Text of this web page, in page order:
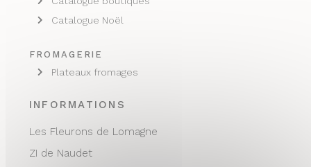
INFORMATIONS
Les Fleurons de Lomagne
ZI de Naudet
Catalogue Noël
FROMAGERIE
Plateaux fromages